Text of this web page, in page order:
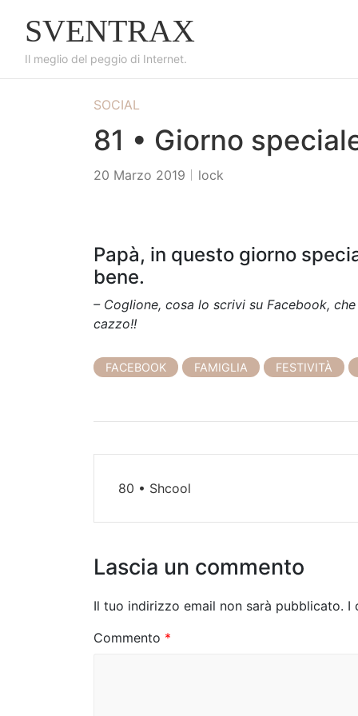
SVENTRAX
Il meglio del peggio di Internet.
SOCIAL
81 • Giorno
20 Marzo 2019 lock
Papà, in questo giorno
bene.
– Coglione, cosa lo scrivi su Facebook,
cazzo!!
FACEBOOK FAMIGLIA FESTIVITÀ
v
i
a
z
80 • Shcool
Lascia un commento
Il tuo indirizzo email non sarà pubblicato. I
Commento *